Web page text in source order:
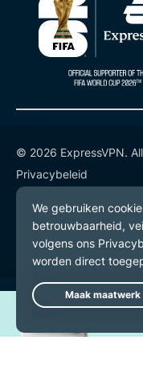
© 2026 ExpressVPN.
Privacybeleid
Gebruiksvoorwaarden
Cookievoorkeuren
Win een